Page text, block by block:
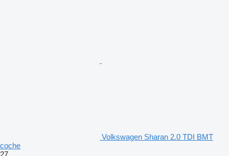
Volkswagen Sharan 2.0 TDI BMT
coche